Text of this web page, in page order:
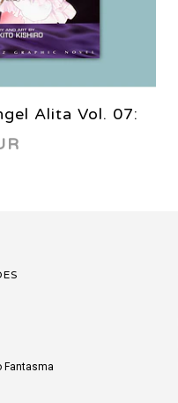
Alita Vol. 07:
1997
Fantasma